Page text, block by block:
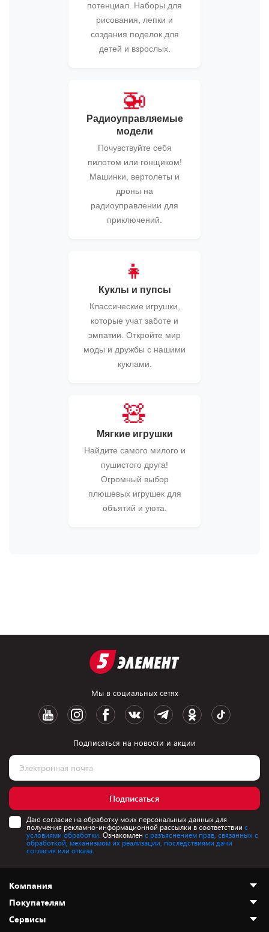
потенциал. Наборы для
рисования, лепки и
создания поделок для
детей и взрослых.
🚁
Радиоуправляемые
модели
Почувствуйте себя
пилотом или гонщиком!
Машинки, вертолеты и
дроны на
радиоуправлении для
приключений.
👧
Куклы и пупсы
Классические игрушки,
которые учат заботе и
эмпатии. Откройте мир
моды и дружбы с нашими
куклами.
🧸
Мягкие игрушки
Найдите самого милого и
пушистого друга!
Огромный выбор
плюшевых игрушек для
объятий и уюта.
Мы в социальных сетях
Подписаться на новости и акции
Подписаться
Даю согласие на обработку моих персональных данных для
получения рекламно-информационной рассылки в соответствии с
условиями обработки. Ознакомлен с разъяснением прав, связанных с
обработкой, механизмом их реализации, последствиями дачи
согласия или отказа.
Компания
О нас
Адреса магазинов
Покупателям
Как сделать заказ
Сервисы